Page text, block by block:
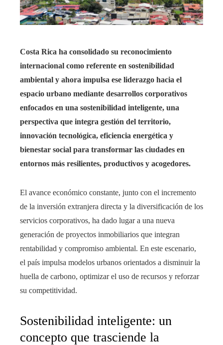
Costa Rica ha consolidado su reconocimiento
internacional como referente en sostenibilidad
ambiental y ahora impulsa ese liderazgo hacia el
espacio urbano mediante desarrollos corporativos
enfocados en una sostenibilidad inteligente, una
perspectiva que integra gestión del territorio,
innovación tecnológica, eficiencia energética y
bienestar social para transformar las ciudades en
entornos más resilientes, productivos y acogedores.
El avance económico constante, junto con el incremento
de la inversión extranjera directa y la diversificación de los
servicios corporativos, ha dado lugar a una nueva
generación de proyectos inmobiliarios que integran
rentabilidad y compromiso ambiental. En este escenario,
el país impulsa modelos urbanos orientados a disminuir la
huella de carbono, optimizar el uso de recursos y reforzar
su competitividad.
Sostenibilidad inteligente: un
concepto que trasciende la